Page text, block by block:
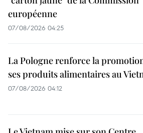
européenne
07/08/2026 04:25
La Pologne renforce la
ses produits alimentaires au
07/08/2026 04:12